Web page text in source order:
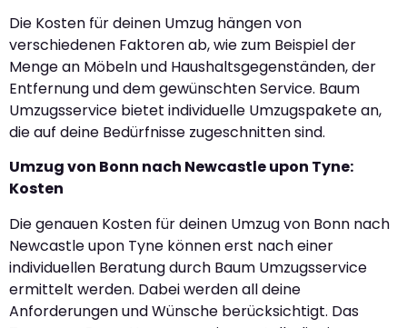
Die Kosten für deinen Umzug hängen von
verschiedenen Faktoren ab, wie zum Beispiel der
Menge an Möbeln und Haushaltsgegenständen, der
Entfernung und dem gewünschten Service. Baum
Umzugsservice bietet individuelle Umzugspakete an,
die auf deine Bedürfnisse zugeschnitten sind.
Umzug von Bonn nach Newcastle upon Tyne:
Kosten
Die genauen Kosten für deinen Umzug von Bonn nach
Newcastle upon Tyne können erst nach einer
individuellen Beratung durch Baum Umzugsservice
ermittelt werden. Dabei werden all deine
Anforderungen und Wünsche berücksichtigt. Das